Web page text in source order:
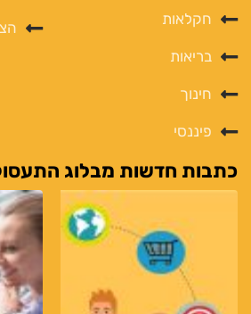
כתבות חדשות מבלוג
חקלאות
בריאות
חינוך
פיננסי